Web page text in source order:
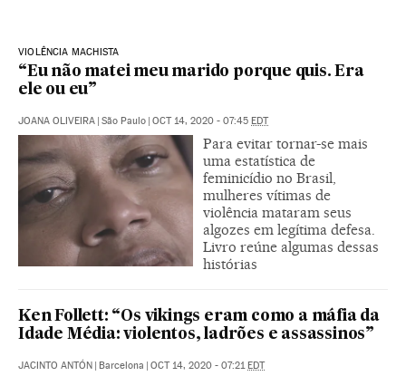
VIOLÊNCIA MACHISTA
“Eu não matei meu marido porque quis. Era
ele ou eu”
JOANA OLIVEIRA | São Paulo | OCT 14, 2020 - 07:45 EDT
Para evitar tornar-se mais
uma estatística de
feminicídio no Brasil,
mulheres vítimas de
violência mataram seus
algozes em legítima defesa.
Livro reúne algumas dessas
histórias
Ken Follett: “Os vikings eram como a máfia da
Idade Média: violentos, ladrões e assassinos”
JACINTO ANTÓN | Barcelona | OCT 14, 2020 - 07:21EDT